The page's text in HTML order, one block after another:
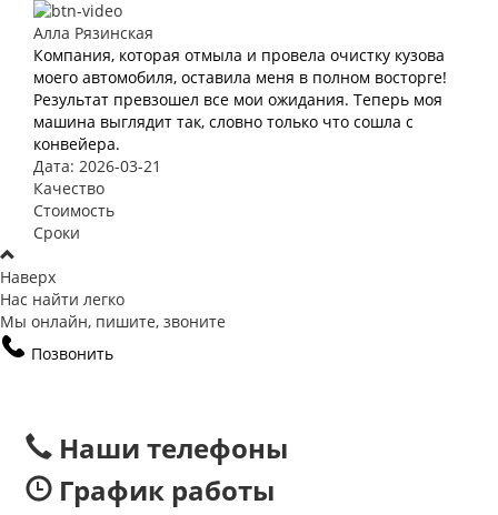
Алла Рязинская
Компания, которая отмыла и провела очистку кузова
моего автомобиля, оставила меня в полном восторге!
Результат превзошел все мои ожидания. Теперь моя
машина выглядит так, словно только что сошла с
конвейера.
Дата: 2026-03-21
Качество
Стоимость
Сроки
Наверх
Нас найти легко
Мы онлайн, пишите, звоните
Позвонить
Наши телефоны
График работы